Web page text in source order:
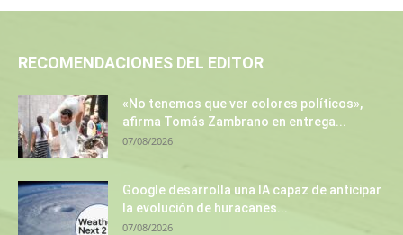
RECOMENDACIONES DEL EDITOR
«No tenemos que ver colores políticos»,
afirma Tomás Zambrano en entrega...
07/08/2026
Google desarrolla una IA capaz de anticipar
la evolución de huracanes...
07/08/2026